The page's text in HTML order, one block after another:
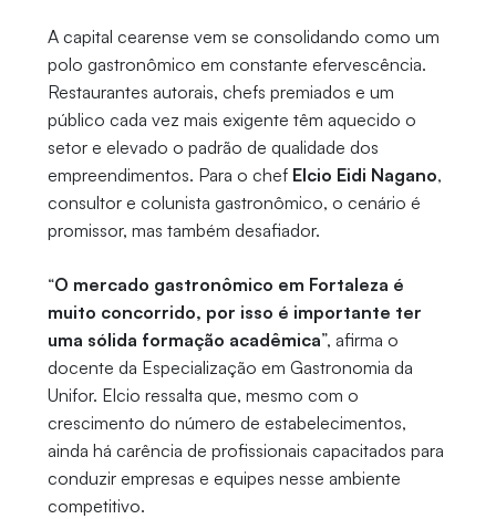
A capital cearense vem se consolidando como um
polo gastronômico em constante efervescência.
Restaurantes autorais, chefs premiados e um
público cada vez mais exigente têm aquecido o
setor e elevado o padrão de qualidade dos
empreendimentos. Para o chef Elcio Eidi Nagano,
consultor e colunista gastronômico, o cenário é
promissor, mas também desafiador.
“O mercado gastronômico em Fortaleza é
muito concorrido, por isso é importante ter
uma sólida formação acadêmica”, afirma o
docente da Especialização em Gastronomia da
Unifor. Elcio ressalta que, mesmo com o
crescimento do número de estabelecimentos,
ainda há carência de profissionais capacitados para
conduzir empresas e equipes nesse ambiente
competitivo.